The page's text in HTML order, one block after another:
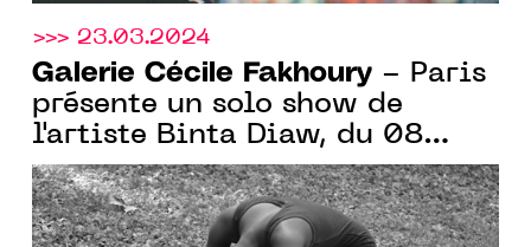
>>> 23.03.2024
Galerie Cécile Fakhoury - Paris
présente un solo show de
l'artiste Binta Diaw, du 08
février au 23 mars 2024